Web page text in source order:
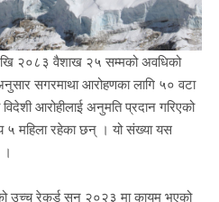
२०८३ वैशाख २५ सम्मको अवधिको
सगरमाथा आरोहणका लागि ५० वटा
आरोहीलाई अनुमति प्रदान गरिएको
महिला रहेका छन् । यो संख्या यस
।
उच्च रेकर्ड सन् २०२३ मा कायम भएको